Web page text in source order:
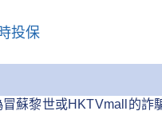
投保
冒蘇黎世或HKTVmall的詐